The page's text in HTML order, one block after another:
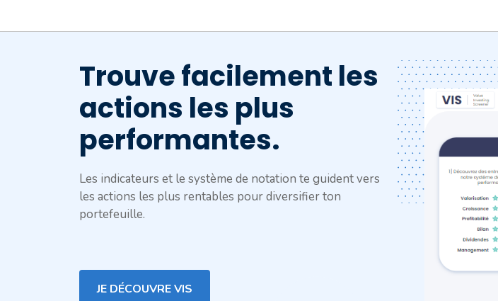
Trouve facilement les
actions les plus
performantes.
Les indicateurs et le système de notation te guident vers
les actions les plus rentables pour diversifier ton
portefeuille.
JE DÉCOUVRE VIS